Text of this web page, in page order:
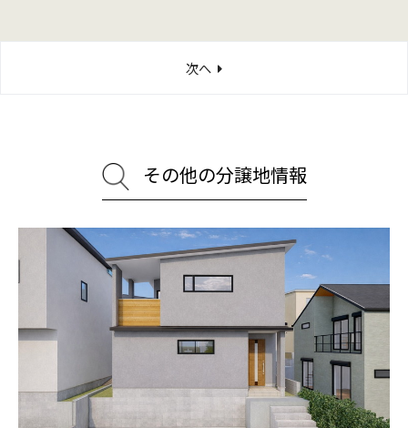
るものをいいます。
と容易に照合することができ、この照合により特定の個人
を識別できることとなる情報。
２．個人情報の利用・第三者への提供
お客様の個人情報は、次の者が利用できるものとしま
当社及び当社子会社
a、bの業務の委託先
次へ
その他の分譲地情報